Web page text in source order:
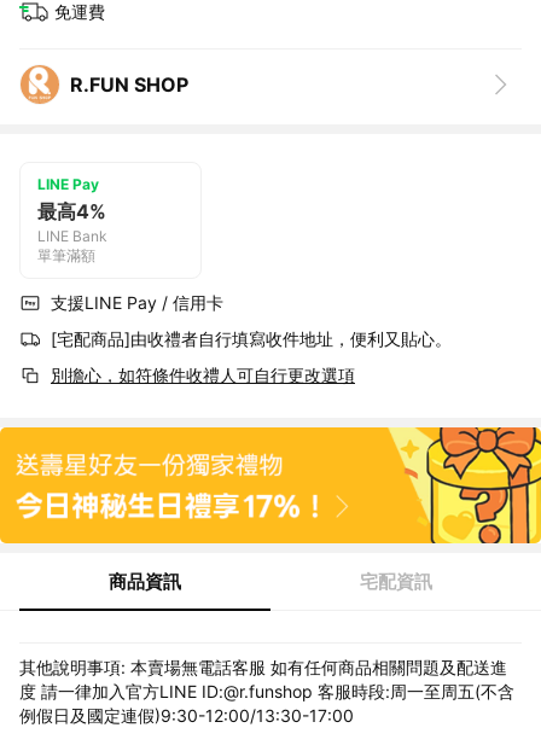
免運費
R.FUN SHOP
LINE Pay
最高4%
LINE Bank
單筆滿額
支援LINE Pay / 信用卡
[宅配商品]由收禮者自行填寫收件地址，便利又貼心。
別擔心，如符條件收禮人可自行更改選項
商品資訊 宅配資訊
其他說明事項: 本賣場無電話客服 如有任何商品相關問題及配送進
度 請一律加入官方LINE ID:@r.funshop 客服時段:周一至周五(不含
例假日及國定連假)9:30-12:00/13:30-17:00